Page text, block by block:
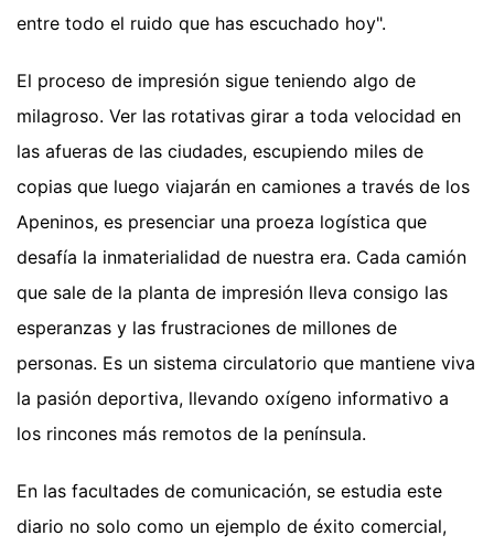
entre todo el ruido que has escuchado hoy".
El proceso de impresión sigue teniendo algo de
milagroso. Ver las rotativas girar a toda velocidad en
las afueras de las ciudades, escupiendo miles de
copias que luego viajarán en camiones a través de los
Apeninos, es presenciar una proeza logística que
desafía la inmaterialidad de nuestra era. Cada camión
que sale de la planta de impresión lleva consigo las
esperanzas y las frustraciones de millones de
personas. Es un sistema circulatorio que mantiene viva
la pasión deportiva, llevando oxígeno informativo a
los rincones más remotos de la península.
En las facultades de comunicación, se estudia este
diario no solo como un ejemplo de éxito comercial,